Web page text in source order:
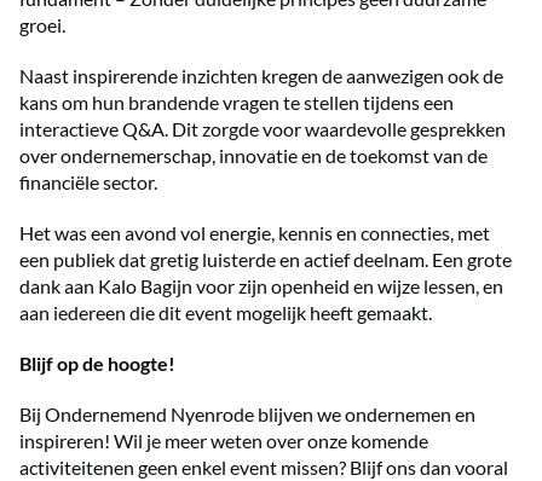
groei.
Naast inspirerende inzichten kregen de aanwezigen ook de
kans om hun brandende vragen te stellen tijdens een
interactieve Q&A. Dit zorgde voor waardevolle gesprekken
over ondernemerschap, innovatie en de toekomst van de
financiële sector.
Het was een avond vol energie, kennis en connecties, met
een publiek dat gretig luisterde en actief deelnam. Een grote
dank aan Kalo Bagijn voor zijn openheid en wijze lessen, en
aan iedereen die dit event mogelijk heeft gemaakt.
Blijf op de hoogte!
Bij Ondernemend Nyenrode blijven we ondernemen en
inspireren! Wil je meer weten over onze komende
activiteitenen geen enkel event missen? Blijf ons dan vooral